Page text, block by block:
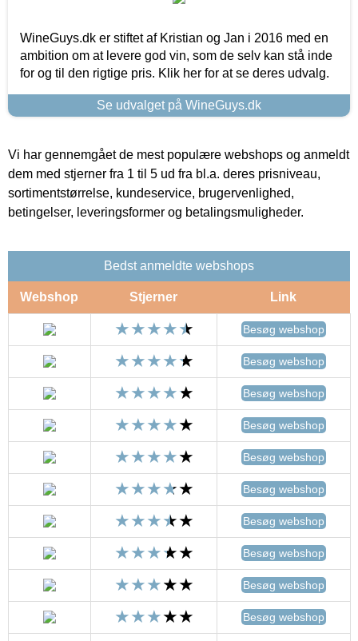
WineGuys.dk er stiftet af Kristian og Jan i 2016 med en
ambition om at levere god vin, som de selv kan stå inde
for og til den rigtige pris. Klik her for at se deres udvalg.
Se udvalget på WineGuys.dk
Vi har gennemgået de mest populære webshops og anmeldt
dem med stjerner fra 1 til 5 ud fra bl.a. deres prisniveau,
sortimentstørrelse, kundeservice, brugervenlighed,
betingelser, leveringsformer og betalingsmuligheder.
Bedst anmeldte webshops
Webshop Stjerner Link
Besøg webshop
Besøg webshop
Besøg webshop
Besøg webshop
Besøg webshop
Besøg webshop
Besøg webshop
Besøg webshop
Besøg webshop
Besøg webshop